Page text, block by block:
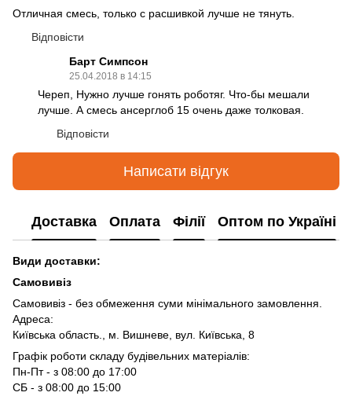
Отличная смесь, только с расшивкой лучше не тянуть.
Відповісти
Барт Симпсон
25.04.2018 в 14:15
Череп, Нужно лучше гонять роботяг. Что-бы мешали
лучше. А смесь ансерглоб 15 очень даже толковая.
Відповісти
Написати відгук
Доставка Оплата Філії Оптом по Україні
Види доставки:
Самовивіз
Самовивіз - без обмеження суми мінімального замовлення.
Адреса:
Київська область., м. Вишневе, вул. Київська, 8
Графік роботи складу будівельних матеріалів:
Пн-Пт - з 08:00 до 17:00
СБ - з 08:00 до 15:00